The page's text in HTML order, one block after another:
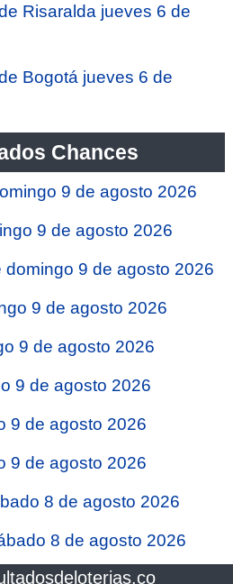
Risaralda jueves 6 de
Bogotá jueves 6 de
Chances
9 de agosto 2026
9 de agosto 2026
domingo 9 de agosto 2026
9 de agosto 2026
9 de agosto 2026
9 de agosto 2026
9 de agosto 2026
9 de agosto 2026
8 de agosto 2026
8 de agosto 2026